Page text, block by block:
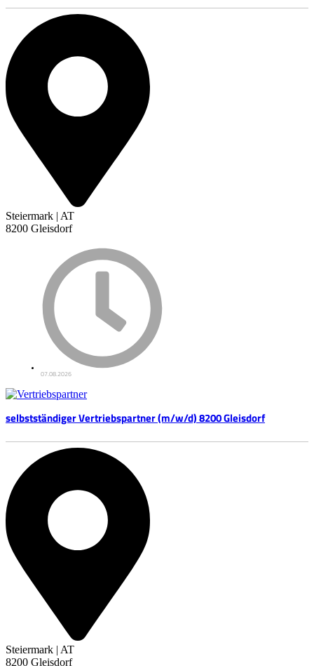
Steiermark | AT
8200 Gleisdorf
07.08.2026
selbstständiger Vertriebspartner (m/w/d) 8200 Gleisdorf
Steiermark | AT
8200 Gleisdorf